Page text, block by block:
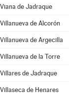
Viana de Jadraque
Villanueva de Alcorón
Villanueva de Argecilla
Villanueva de la Torre
Villares de Jadraque
Villaseca de Henares